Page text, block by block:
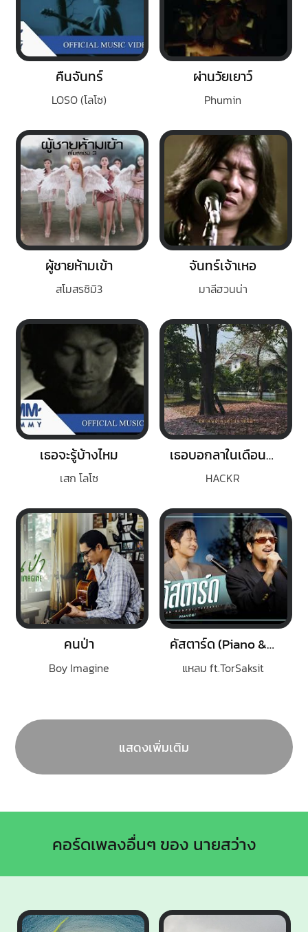
คืนจันทร์
LOSO (โลโซ)
ผ่านวัยเยาว์
Phumin
ผู้ชายห้ามเข้า
สโมสรชิมิ3
จันทร์เจ้าเหอ
มาลีฮวนน่า
เธอจะรู้บ้างไหม
เสก โลโซ
เธอบอกลาในเดือนกุมภา (FEB)
HACKR
คนป่า
Boy Imagine
คัสตาร์ด (Piano & i Live)
แหลม ft.TorSaksit
แสดงเพิ่มเติม
คอร์ดเพลงอื่นๆ ของ นายสว่าง